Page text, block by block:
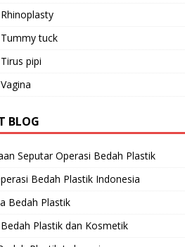
tuck
pipi
BLOG
Seputar Operasi Bedah Plastik
Bedah Plastik Indonesia
Bedah Plastik
Plastik dan Kosmetik